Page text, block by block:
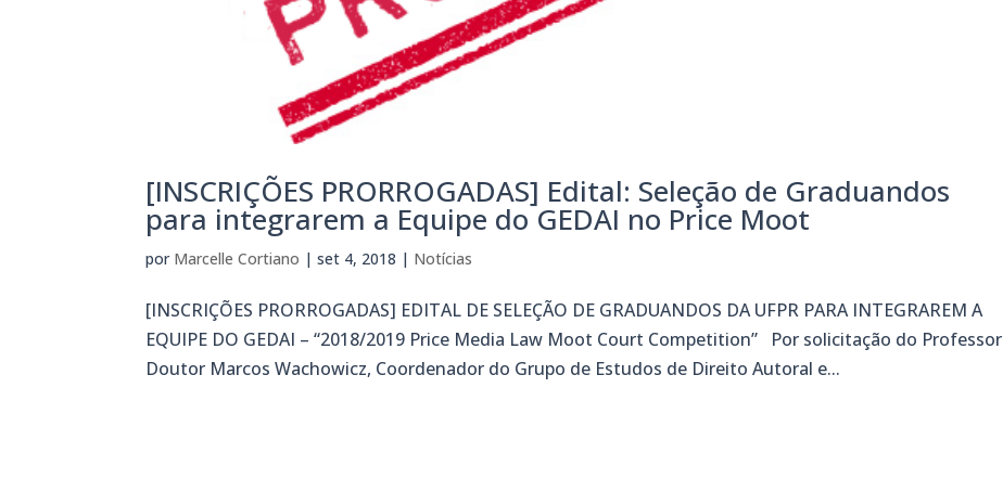
[INSCRIÇÕES PRORROGADAS] Edital: Seleção de Graduandos
para integrarem a Equipe do GEDAI no Price Moot
por Marcelle Cortiano |set 4, 2018 | Notícias
[INSCRIÇÕES PRORROGADAS] EDITAL DE SELEÇÃO DE GRADUANDOS DA UFPR PARA INTEGRAREM A
EQUIPE DO GEDAI – “2018/2019 Price Media Law Moot Court Competition” Por solicitação do Professor
Doutor Marcos Wachowicz, Coordenador do Grupo de Estudos de Direito Autoral e...